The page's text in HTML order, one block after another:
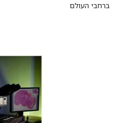
ברחבי העולם